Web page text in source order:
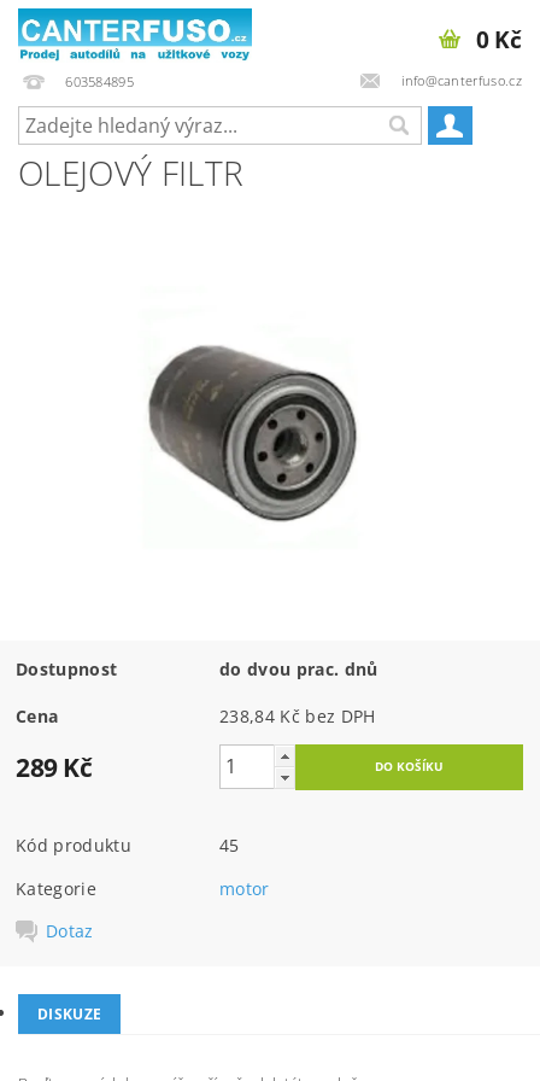
603584895 info@canterfuso.cz
0 Kč
OLEJOVÝ FILTR
Dostupnost do dvou prac. dnů
Cena 238,84 Kč bez DPH
289 Kč
Kód produktu
45
Kategorie
motor
Dotaz
DISKUZE